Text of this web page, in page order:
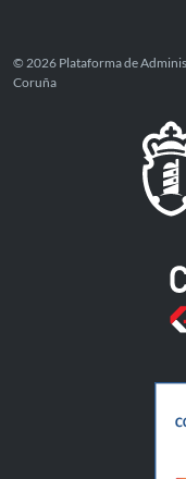
© 2026 Plataforma de
Coruña